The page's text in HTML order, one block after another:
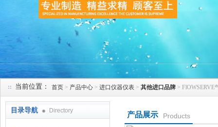
当前位置： 首页 > 产品中心 > 进口仪器仪表 > 其他进口品牌 > FlOWSERVE
目录导航 Directory 产品展示 Products